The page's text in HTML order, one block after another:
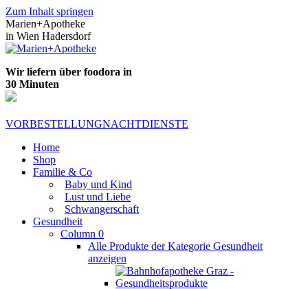
Zum Inhalt springen
Marien+Apotheke
in Wien Hadersdorf
Wir liefern über foodora in
30 Minuten
VORBESTELLUNGNACHTDIENSTE
Home
Shop
Familie & Co
Baby und Kind
Lust und Liebe
Schwangerschaft
Gesundheit
Column 0
Alle Produkte der Kategorie Gesundheit
anzeigen